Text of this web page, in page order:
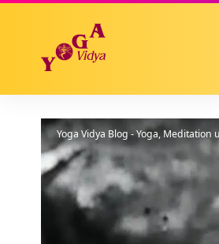
Yoga Vidya Blog - Yoga, Meditation